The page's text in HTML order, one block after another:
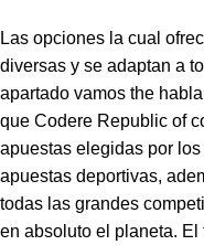
Las opciones la cual
diversas y se adaptan a
apartado vamos the
que Codere Republic of
apuestas elegidas por
apuestas deportivas,
todas las grandes
en absoluto el planeta.